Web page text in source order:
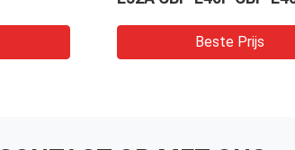
AluminiumBeste Prijs